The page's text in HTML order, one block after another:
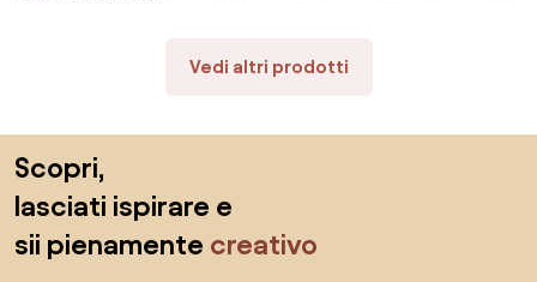
Vedi altri prodotti
Scopri,
lasciati ispirare e
sii pienamente creativo